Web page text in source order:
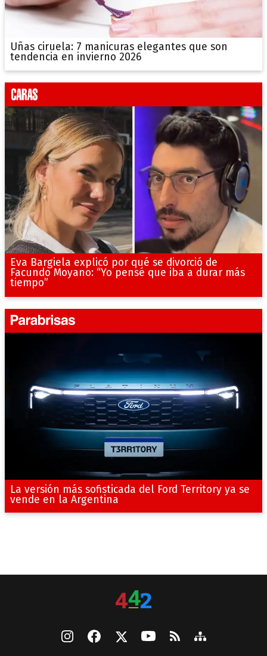
Uñas ciruela: 7 manicuras elegantes que son
tendencia en invierno 2026
Eva Bargiela explicó por qué se divorció de
Facundo Moyano: “Yo pensé que iba a durar más
tiempo”
La versión más sofisticada del Ford Territory ya se
vende en la Argentina